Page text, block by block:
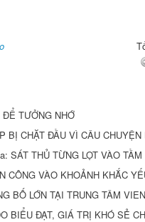
TƯỞNG NHỚ
BỊ CHẶT ĐẦU VÌ CÂU
SÁT THỦ TỪNG LỌT VÀO
CÔNG VÀO KHOẢNH KHẮC
BỐ LỚN TẠI TRUNG TÂM
BIỂU ĐẠT, GIÁ TRỊ KHÓ SẺ